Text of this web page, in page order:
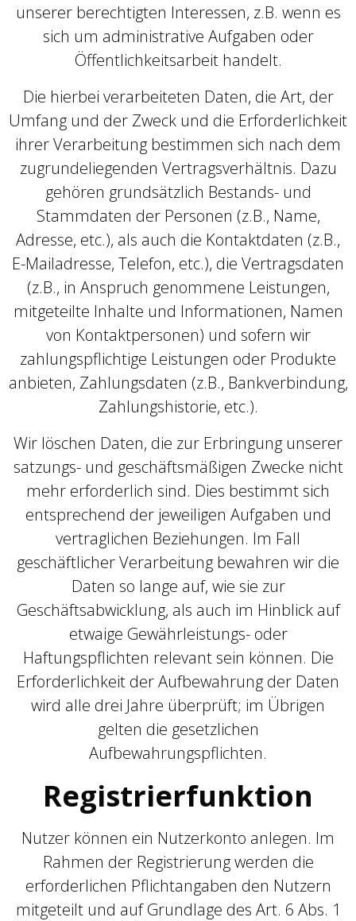
unserer berechtigten Interessen, z.B. wenn es
sich um administrative Aufgaben oder
Öffentlichkeitsarbeit handelt.
Die hierbei verarbeiteten Daten, die Art, der
Umfang und der Zweck und die Erforderlichkeit
ihrer Verarbeitung bestimmen sich nach dem
zugrundeliegenden Vertragsverhältnis. Dazu
gehören grundsätzlich Bestands- und
Stammdaten der Personen (z.B., Name,
Adresse, etc.), als auch die Kontaktdaten (z.B.,
E-Mailadresse, Telefon, etc.), die Vertragsdaten
(z.B., in Anspruch genommene Leistungen,
mitgeteilte Inhalte und Informationen, Namen
von Kontaktpersonen) und sofern wir
zahlungspflichtige Leistungen oder Produkte
anbieten, Zahlungsdaten (z.B., Bankverbindung,
Zahlungshistorie, etc.).
Wir löschen Daten, die zur Erbringung unserer
satzungs- und geschäftsmäßigen Zwecke nicht
mehr erforderlich sind. Dies bestimmt sich
entsprechend der jeweiligen Aufgaben und
vertraglichen Beziehungen. Im Fall
geschäftlicher Verarbeitung bewahren wir die
Daten so lange auf, wie sie zur
Geschäftsabwicklung, als auch im Hinblick auf
etwaige Gewährleistungs- oder
Haftungspflichten relevant sein können. Die
Erforderlichkeit der Aufbewahrung der Daten
wird alle drei Jahre überprüft; im Übrigen
gelten die gesetzlichen
Aufbewahrungspflichten.
Registrierfunktion
Nutzer können ein Nutzerkonto anlegen. Im
Rahmen der Registrierung werden die
erforderlichen Pflichtangaben den Nutzern
mitgeteilt und auf Grundlage des Art. 6 Abs. 1